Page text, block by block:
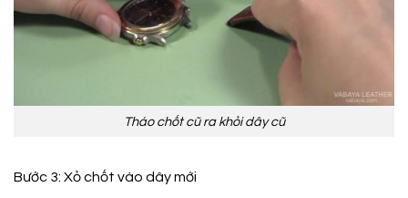
Tháo chốt cũ ra khỏi dây cũ
Bước 3: Xỏ chốt vào dây mới